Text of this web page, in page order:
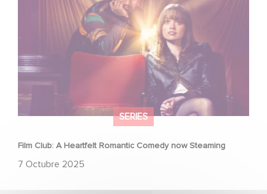
SERIES
Film Club: A Heartfelt Romantic Comedy now Steaming
7 Octubre 2025